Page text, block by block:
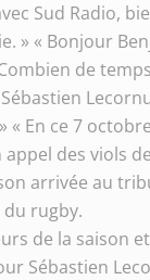
Sud Radio,
» « Bonjour
de
« En ce 7
des viols
arrivée au
rugby.
de la saison
Sébastien